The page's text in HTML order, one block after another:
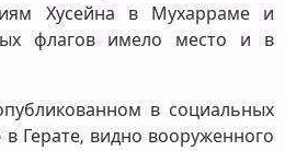
Хусейна в Мухарраме и
флагов имело место и в
в социальных
Герате, видно вооруженного